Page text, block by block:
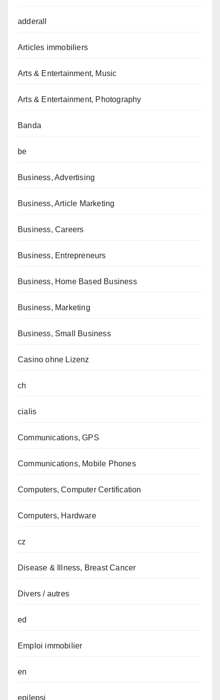
adderall
Articles immobiliers
Arts & Entertainment, Music
Arts & Entertainment, Photography
Banda
be
Business, Advertising
Business, Article Marketing
Business, Careers
Business, Entrepreneurs
Business, Home Based Business
Business, Marketing
Business, Small Business
Casino ohne Lizenz
ch
cialis
Communications, GPS
Communications, Mobile Phones
Computers, Computer Certification
Computers, Hardware
cz
Disease & Illness, Breast Cancer
Divers / autres
ed
Emploi immobilier
en
epilepsi